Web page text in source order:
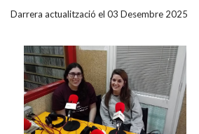
Darrera actualització el 03 Desembre 2025